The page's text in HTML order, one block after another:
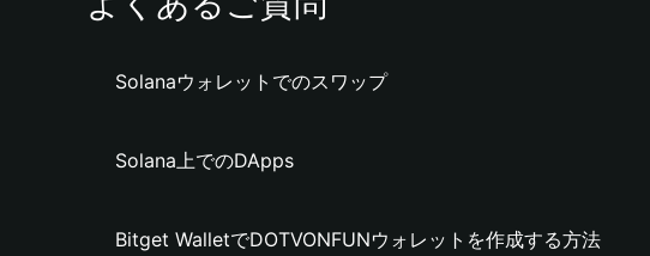
Solanaウォレットでのスワップ
Solana上でのDApps
Bitget WalletでDOTVONFUNウォレットを作成する方法